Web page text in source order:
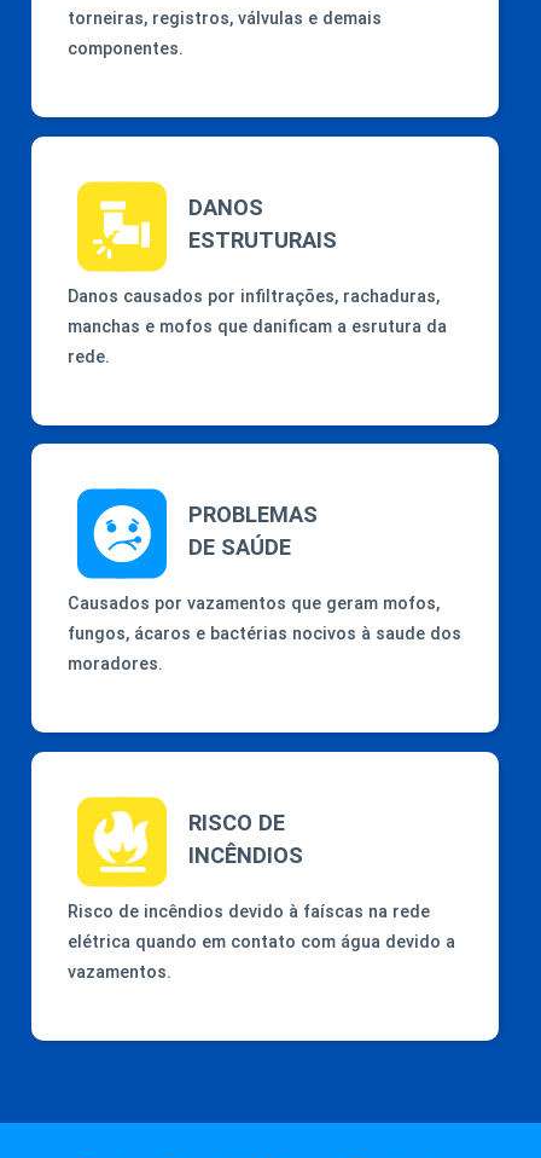
torneiras, registros, válvulas e demais
componentes.
DANOS
ESTRUTURAIS
Danos causados por infiltrações, rachaduras,
manchas e mofos que danificam a esrutura da
rede.
PROBLEMAS
DE SAÚDE
Causados por vazamentos que geram mofos,
fungos, ácaros e bactérias nocivos à saude dos
moradores.
RISCO DE
INCÊNDIOS
Risco de incêndios devido à faíscas na rede
elétrica quando em contato com água devido a
vazamentos.